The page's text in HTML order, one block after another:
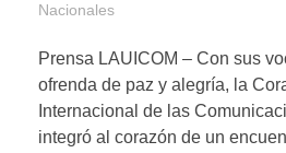
Nacionales
Prensa LAUICOM – Con sus
ofrenda de paz y alegría, la
Internacional de las
integró al corazón de un